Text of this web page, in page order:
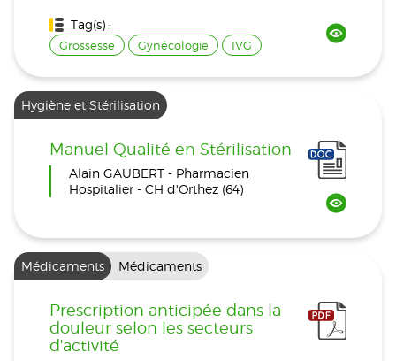
Tag(s) :
Grossesse Gynécologie IVG
Hygiène et Stérilisation
Manuel Qualité en Stérilisation
Alain GAUBERT - Pharmacien
Hospitalier - CH d'Orthez (64)
Médicaments Médicaments
Prescription anticipée dans la
douleur selon les secteurs
d'activité